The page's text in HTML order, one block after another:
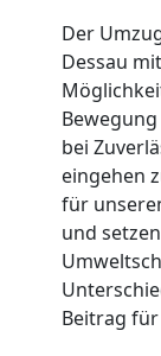
Der
Dessau
bei
eingehen
für
und
Beitrag
Wiener
Wiener